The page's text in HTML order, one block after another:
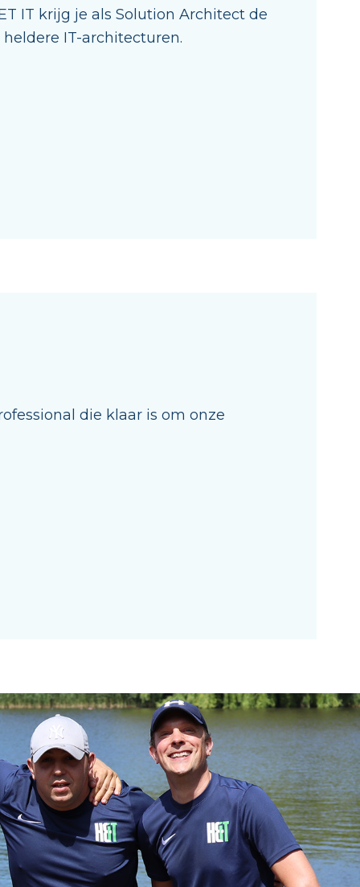
IT krijg je als Solution Architect de
IT-architecturen.
die klaar is om onze